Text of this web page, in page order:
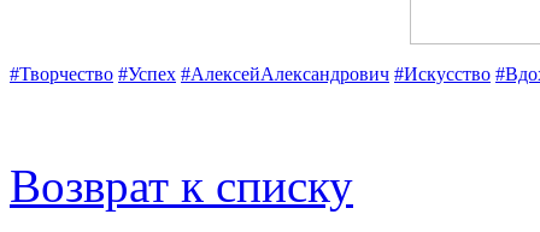
#Творчество #Успех #АлексейАлександрович #Искусство
Возврат к списку